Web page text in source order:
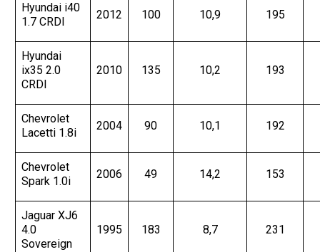
Hyundai i40
1.7 CRDI
2012 100 10,9 195
Hyundai
ix35 2.0
CRDI
2010 135 10,2 193
Chevrolet
Lacetti 1.8i
2004 90 10,1 192
Chevrolet
Spark 1.0i
2006 49 14,2 153
Jaguar XJ6
4.0
Sovereign
1995 183 8,7 231